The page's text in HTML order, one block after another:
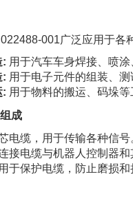
001广泛应用于各
: 用于汽车车身焊接、喷涂
: 用于电子元件的组装、测
: 用于物料的搬运、码垛等
成
电缆，用于传输各种信号
接电缆与机器人控制器和
用于保护电缆，防止磨损和